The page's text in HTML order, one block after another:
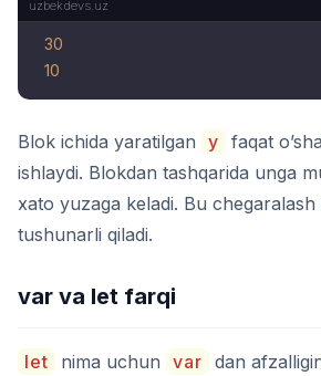
30
10
Blok ichida yaratilgan y faqat o’sha
ishlaydi. Blokdan tashqarida unga
xato yuzaga keladi. Bu
tushunarli qiladi.
var va let farqi
let nima uchun var dan